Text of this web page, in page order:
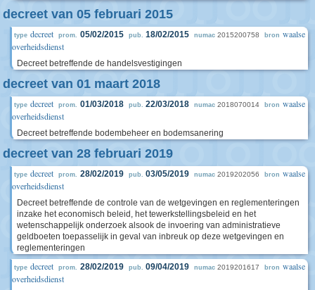
decreet van 05 februari 2015
type decreet prom. 05/02/2015 pub. 18/02/2015 numac 2015200758 bron waalse
overheidsdienst
Decreet betreffende de handelsvestigingen
decreet van 01 maart 2018
type decreet prom. 01/03/2018 pub. 22/03/2018 numac 2018070014 bron waalse
overheidsdienst
Decreet betreffende bodembeheer en bodemsanering
decreet van 28 februari 2019
type decreet prom. 28/02/2019 pub. 03/05/2019 numac 2019202056 bron waalse
overheidsdienst
Decreet betreffende de controle van de wetgevingen en reglementeringen
inzake het economisch beleid, het tewerkstellingsbeleid en het
wetenschappelijk onderzoek alsook de invoering van administratieve
geldboeten toepasselijk in geval van inbreuk op deze wetgevingen en
reglementeringen
type decreet prom. 28/02/2019 pub. 09/04/2019 numac 2019201617 bron waalse
overheidsdienst